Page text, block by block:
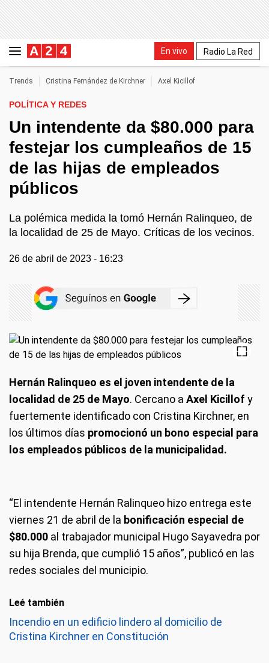
En vivo Radio La Red
Trends Cristina Fernández de Kirchner Axel Kicillof
POLÍTICA Y REDES
Un intendente da $80.000 para
festejar los cumpleaños de 15
de las hijas de empleados
públicos
La polémica medida la tomó Hernán Ralinqueo, de
la localidad de 25 de Mayo. Críticas de los vecinos.
26 de abril de 2023 - 16:23
Hernán Ralinqueo es el joven intendente de la
localidad de 25 de Mayo. Cercano a Axel Kicillof y
fuertemente identificado con Cristina Kirchner, en
los últimos días promocionó un bono especial para
los empleados públicos de la municipalidad.
“El intendente Hernán Ralinqueo hizo entrega este
viernes 21 de abril de la bonificación especial de
$80.000 al trabajador municipal Hugo Sayavedra por
su hija Brenda, que cumplió 15 años”, publicó en las
redes sociales del municipio.
Leé también
Incendio en un edificio lindero al domicilio de
Cristina Kirchner en Constitución